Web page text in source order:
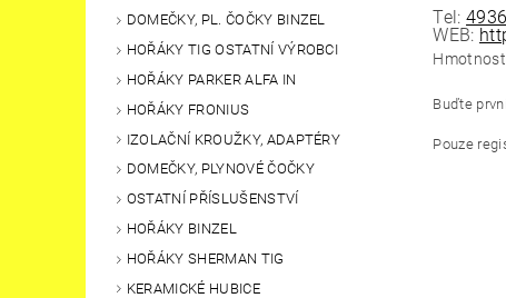
DOMEČKY, PL. ČOČKY BINZEL
HOŘÁKY TIG OSTATNÍ VÝROBCI
HOŘÁKY PARKER ALFA IN
HOŘÁKY FRONIUS
IZOLAČNÍ KROUŽKY, ADAPTÉRY
DOMEČKY, PLYNOVÉ ČOČKY
OSTATNÍ PŘÍSLUŠENSTVÍ
HOŘÁKY BINZEL
HOŘÁKY SHERMAN TIG
KERAMICKÉ HUBICE
Tel:
WEB:
Hmotnost
Buďte
Pouze